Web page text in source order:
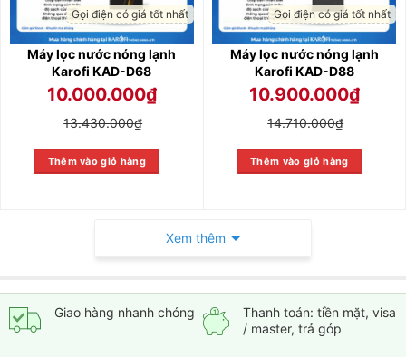
Gọi điện có giá tốt nhất
Máy lọc nước nóng lạnh
Karofi KAD-D68
10.000.000₫
13.430.000₫
Thêm vào giỏ hàng
Gọi điện có giá tốt nhất
Máy lọc nước nóng lạnh
Karofi KAD-D88
10.900.000₫
14.710.000₫
Thêm vào giỏ hàng
Xem thêm
Giao hàng nhanh chóng
Thanh toán: tiền mặt, visa
/ master, trả góp